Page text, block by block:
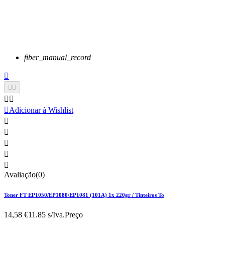
fiber_manual_record

 
 
Adicionar à Wishlist





Avaliação(0)
Toner FT EP1050/EP1080/EP1081 (101A) 1x 220gr / Tinteiros To
14,58 €11.85 s/Iva.Preço